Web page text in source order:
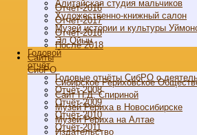
Отчёт-2016
Отчёт-2017
Отчёт-2018
После 2018
Cайты
СибРО
Сибирское Рериховское
Сайт Н.Д. Спириной
Музей Рериха в Новосибирске
Музей Рериха на Алтае
Издательство
Алитайская студия мальчиков
Художественно-книжный салон
Музей истории и культуры
Эл Ойын
Годовой
отчёт
Годовые отчёты СибРО о
Отчёт-2008
Отчёт-2009
Отчёт-2010
Отчёт-2011